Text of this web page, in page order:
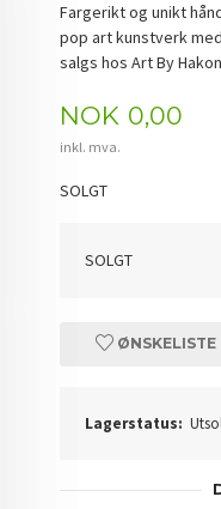
Fargerikt og unikt
pop art kunstverk
salgs hos Art By
Pris
NOK 0,00
inkl. mva.
SOLGT
SOLGT
ØNSKELISTE
Lagerstatus: